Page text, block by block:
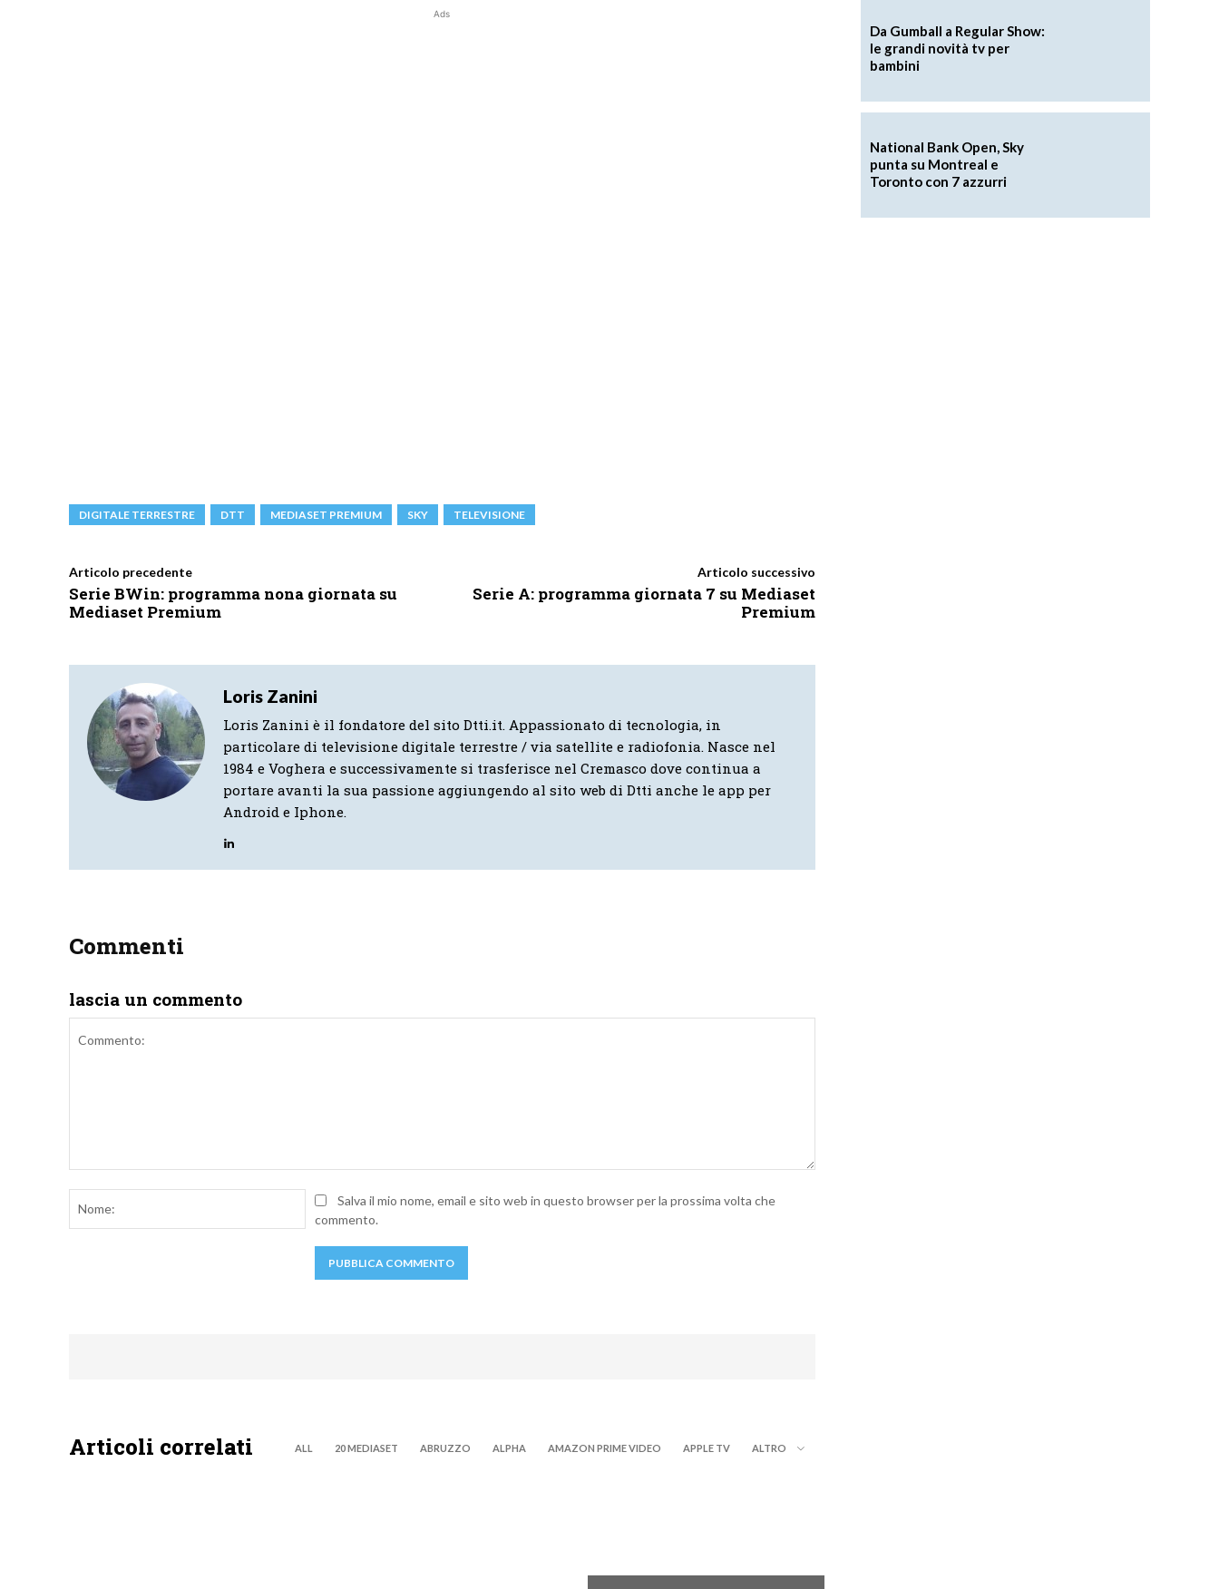
Ads
DIGITALE TERRESTRE DTT MEDIASET PREMIUM SKY TELEVISIONE
Articolo precedente
Serie BWin: programma nona giornata su
Mediaset Premium
Articolo successivo
Serie A: programma giornata 7 su Mediaset
Premium
Loris Zanini
Loris Zanini è il fondatore del sito Dtti.it. Appassionato di tecnologia, in
particolare di televisione digitale terrestre / via satellite e radiofonia. Nasce nel
1984 e Voghera e successivamente si trasferisce nel Cremasco dove continua a
portare avanti la sua passione aggiungendo al sito web di Dtti anche le app per
Android e Iphone.
Commenti
lascia un commento
Nome:Salva il mio nome, email e sito web in questo browser per la prossima volta che
commento.
Articoli correlati ALL 20 MEDIASET ABRUZZO ALPHA AMAZON PRIME VIDEO APPLE TV ALTRO
Da Gumball a Regular Show:
le grandi novità tv per
bambini
National Bank Open, Sky
punta su Montreal e
Toronto con 7 azzurri